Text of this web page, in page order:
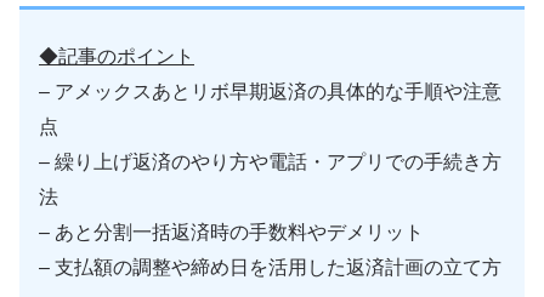
◆記事のポイント
– アメックスあとリボ早期返済の具体的な手順や注意
点
– 繰り上げ返済のやり方や電話・アプリでの手続き方
法
– あと分割一括返済時の手数料やデメリット
– 支払額の調整や締め日を活用した返済計画の立て方